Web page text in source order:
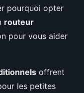
pourquoi opter
routeur
pour vous aider
offrent
les petites